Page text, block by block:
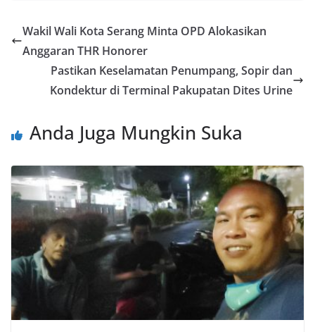
Wakil Wali Kota Serang Minta OPD Alokasikan
Anggaran THR Honorer
Pastikan Keselamatan Penumpang, Sopir dan
Kondektur di Terminal Pakupatan Dites Urine
Anda Juga Mungkin Suka